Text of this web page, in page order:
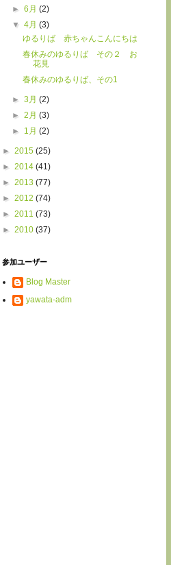
►6月(2)
▼4月(3)
ゆるりば 赤ちゃんこんにちは
春休みのゆるりば その２ お
花見
春休みのゆるりば、その1
►3月(2)
►2月(3)
► 1月(2)
► 2015 (25)
► 2014 (41)
► 2013 (77)
► 2012 (74)
► 2011 (73)
► 2010 (37)
参加ユーザー
Blog Master
yawata-adm